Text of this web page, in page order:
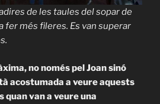
de les taules del sopar de
fer més fileres. Es van superar
no només pel Joan sinó
acostumada a veure aquests
quan van a veure una